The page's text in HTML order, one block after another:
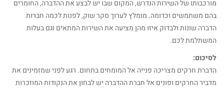
מורכבותו של השירות הנדרש, המקום שבו יש לבצע את ההדברה, החומרים
בהם משתמשים וכדומה. מומלץ לערוך סקר שוק, לפנות לכמה חברות
הדברה שונות ולבדוק איזו מהן מציעה את השירות המתאים וגם בעלות
המשתלמת לכם.
לסיכום:
הדברת חרקים מצריכה פנייה אל המומחים בתחום. רגע לפני שמזמינים את
מדביר החרקים ופונים אל חברת ההדברה יש לבחון את הנקודות המוזכרות